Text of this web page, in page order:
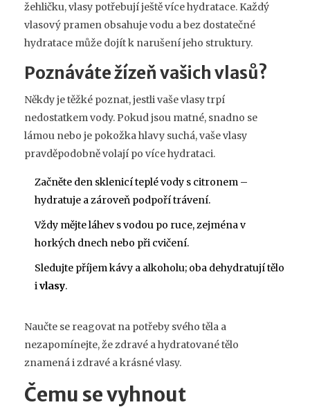
žehličku, vlasy potřebují ještě více hydratace. Každý
vlasový pramen obsahuje vodu a bez dostatečné
hydratace může dojít k narušení jeho struktury.
Poznáváte žízeň vašich vlasů?
Někdy je těžké poznat, jestli vaše vlasy trpí
nedostatkem vody. Pokud jsou matné, snadno se
lámou nebo je pokožka hlavy suchá, vaše vlasy
pravděpodobně volají po více hydrataci.
Začněte den sklenicí teplé vody s citronem –
hydratuje a zároveň podpoří trávení.
Vždy mějte láhev s vodou po ruce, zejména v
horkých dnech nebo při cvičení.
Sledujte příjem kávy a alkoholu; oba dehydratují tělo
ivlasy.
Naučte se reagovat na potřeby svého těla a
nezapomínejte, že zdravé a hydratované tělo
znamená i zdravé a krásné vlasy.
Čemu se vyhnout